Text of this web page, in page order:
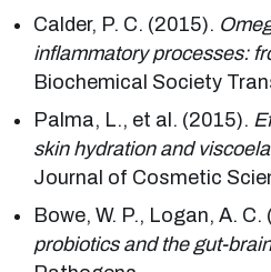
Calder, P. C. (2015).
inflammatory processes:
Biochemical Society
Palma, L., et al. (2015).
skin hydration and
Journal of Cosmetic
Bowe, W. P., Logan, A.
probiotics and the gut-